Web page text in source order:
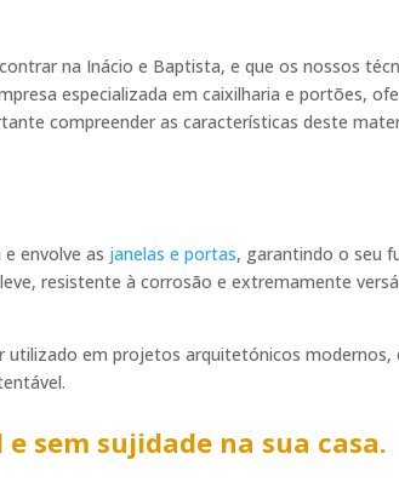
na Inácio e Baptista, e que os nossos
especializada em caixilharia e portões,
compreender as características deste
envolve as janelas e portas, garantindo o seu
resistente à corrosão e extremamente
utilizado em projetos arquitetónicos
sem sujidade na sua casa.